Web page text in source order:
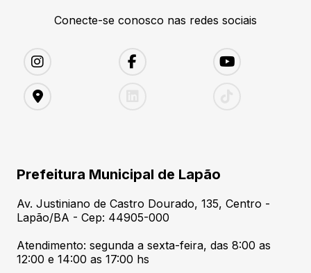
Conecte-se conosco nas redes sociais
Prefeitura Municipal de Lapão
Av. Justiniano de Castro Dourado, 135, Centro -
Lapão/BA - Cep: 44905-000
Atendimento: segunda a sexta-feira, das 8:00 as
12:00 e 14:00 as 17:00 hs